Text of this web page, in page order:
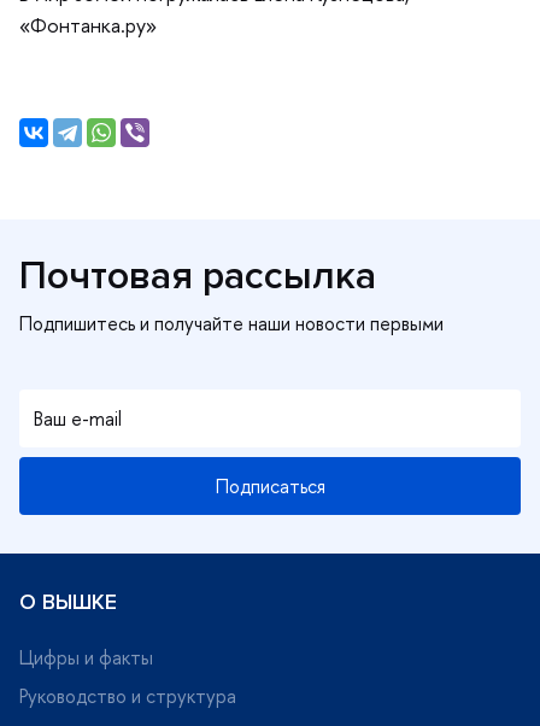
«Фонтанка.ру»
Почтовая рассылка
Подписаться
О ВЫШКЕ
Цифры и факты
Руководство и структура